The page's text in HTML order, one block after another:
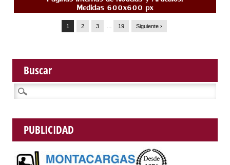
1 2 3 19 Siguiente ›
Buscar
Buscar:
PUBLICIDAD